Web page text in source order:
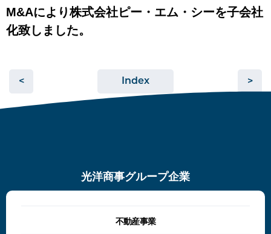
M&Aにより株式会社ピー・エム・シーを子会社
化致しました。
< Index >
光洋商事グループ企業
不動産事業